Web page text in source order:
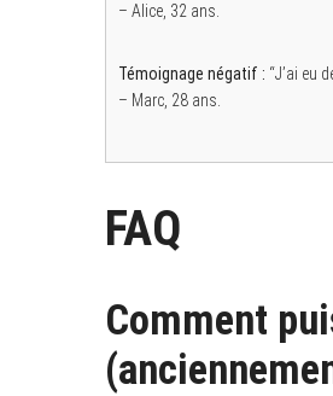
– Alice, 32 ans.
Témoignage négatif : “J’ai eu
– Marc, 28 ans.
FAQ
Comment